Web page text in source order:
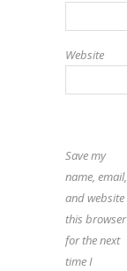
Website
Save my
name, email,
and website
this browser
for the next
time I